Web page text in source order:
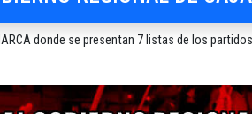
donde se presentan 7 listas de los